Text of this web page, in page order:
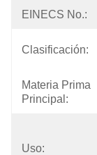
EINECS No.:
Clasificación:
Materia Prima
Principal:
Uso: